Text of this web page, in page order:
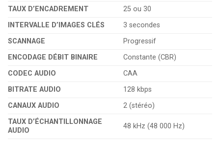
TAUX D’ENCADREMENT
25 ou 30
INTERVALLE D’IMAGES CLÉS
3 secondes
SCANNAGE
Progressif
ENCODAGE DÉBIT BINAIRE
Constante (CBR)
CODEC AUDIO
CAA
BITRATE AUDIO
128 kbps
CANAUX AUDIO
2 (stéréo)
TAUX D’ÉCHANTILLONNAGE
AUDIO
48 kHz (48 000 Hz)